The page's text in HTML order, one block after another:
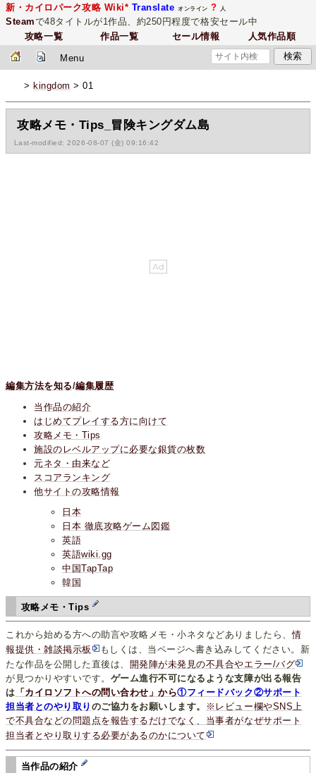
新・カイロパーク攻略 Wiki* Translate オンライン ? 人
Steamで48タイトルが1作品、約250円程度で格安セール中
攻略一覧
作品一覧 セール情報 人気作品順
Menu
> kingdom > 01
攻略メモ・Tips_冒険キングダム島
Last-modified: 2026-08-07 (金) 09:16:42
編集方法を知る/編集履歴
当作品の紹介
はじめてプレイする方に向けて
攻略メモ・Tips
施設のレベルアップに必要な銀貨の枚数
元ネタ・由来など
スコアランキング
他サイトの攻略情報
日本
日本 徹底攻略ゲーム図鑑
英語
英語wiki.gg
中国TapTap
韓国
攻略メモ・Tips
これから始める方への助言や攻略メモ・小ネタなどありましたら、情
報提供・雑談掲示板
もしくは、当ページへ書き込みしてください。新
たな作品を公開した直後は、 開発陣が未発見の不具合やエラー/バグ
が見つかりやすいです。 ゲーム進行不可になるような支障が出る報告
は 「カイロソフトへの問い合わせ」から①フィードバック②サポート
担当者とのやり取り のご協力をお願いします。
※レビュー欄やSNS上
で不具合などの問題点を報告するだけでなく、当事者がなぜサポート
担当者とやり取りする必要があるのかについて
当作品の紹介